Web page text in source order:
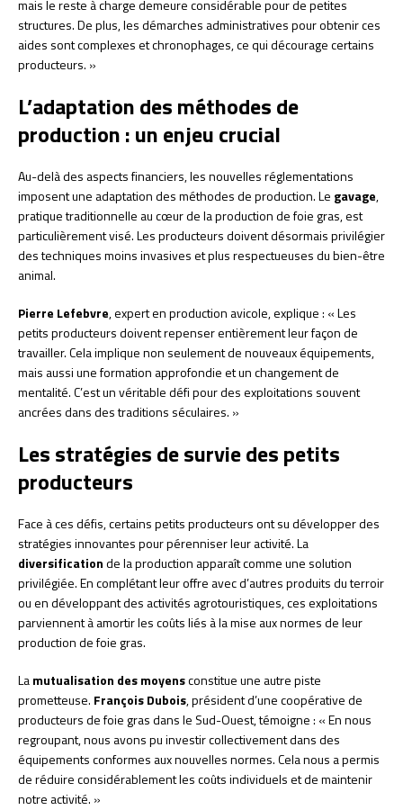
mais le reste à charge demeure considérable pour de petites
structures. De plus, les démarches administratives pour obtenir ces
aides sont complexes et chronophages, ce qui décourage certains
producteurs. »
L’adaptation des méthodes de
production : un enjeu crucial
Au-delà des aspects financiers, les nouvelles réglementations
imposent une adaptation des méthodes de production. Le gavage,
pratique traditionnelle au cœur de la production de foie gras, est
particulièrement visé. Les producteurs doivent désormais privilégier
des techniques moins invasives et plus respectueuses du bien-être
animal.
Pierre Lefebvre, expert en production avicole, explique : « Les
petits producteurs doivent repenser entièrement leur façon de
travailler. Cela implique non seulement de nouveaux équipements,
mais aussi une formation approfondie et un changement de
mentalité. C’est un véritable défi pour des exploitations souvent
ancrées dans des traditions séculaires. »
Les stratégies de survie des petits
producteurs
Face à ces défis, certains petits producteurs ont su développer des
stratégies innovantes pour pérenniser leur activité. La
diversificationde la production apparaît comme une solution
privilégiée. En complétant leur offre avec d’autres produits du terroir
ou en développant des activités agrotouristiques, ces exploitations
parviennent à amortir les coûts liés à la mise aux normes de leur
production de foie gras.
Lamutualisation des moyensconstitue une autre piste
prometteuse. François Dubois, président d’une coopérative de
producteurs de foie gras dans le Sud-Ouest, témoigne : « En nous
regroupant, nous avons pu investir collectivement dans des
équipements conformes aux nouvelles normes. Cela nous a permis
de réduire considérablement les coûts individuels et de maintenir
notre activité. »